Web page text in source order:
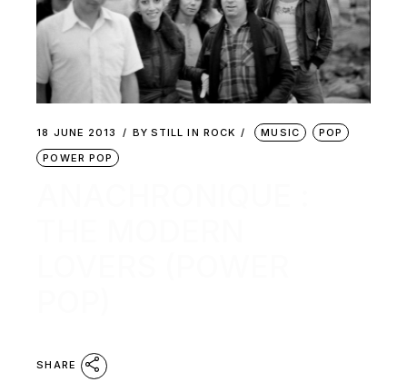
18 JUNE 2013 BY STILL IN ROCK MUSIC
POP
POWER POP
SHARE